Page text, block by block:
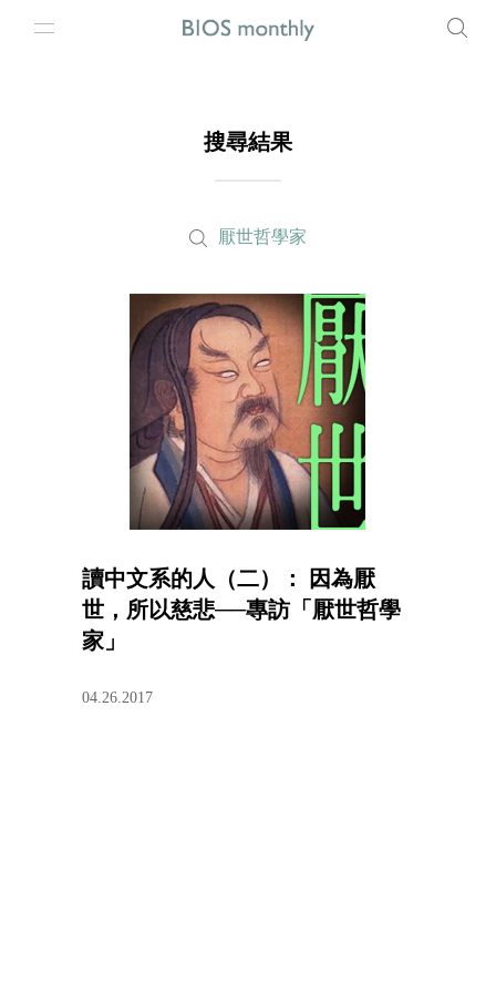
搜尋結果
厭世哲學家
讀中文系的人（二）： 因為厭
世，所以慈悲──專訪「厭世哲學
家」
04.26.2017